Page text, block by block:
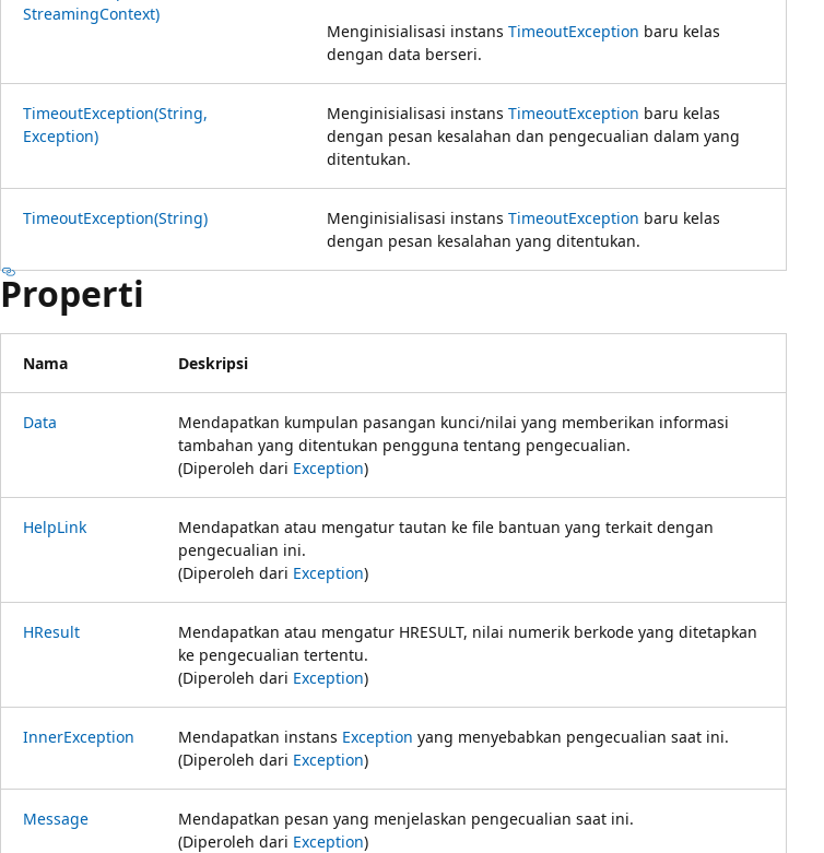
StreamingContext)
Menginisialisasi instans TimeoutException baru kelas
dengan data berseri.
TimeoutException(String,
Exception)
Menginisialisasi instans TimeoutException baru kelas
dengan pesan kesalahan dan pengecualian dalam yang
ditentukan.
TimeoutException(String) Menginisialisasi instans TimeoutException baru kelas
dengan pesan kesalahan yang ditentukan.
Properti
Nama Deskripsi
Data
Mendapatkan kumpulan pasangan kunci/nilai yang memberikan informasi
tambahan yang ditentukan pengguna tentang pengecualian.
(Diperoleh dari Exception)
HelpLink
Mendapatkan atau mengatur tautan ke file bantuan yang terkait dengan
pengecualian ini.
(Diperoleh dari Exception)
HResult
Mendapatkan atau mengatur HRESULT, nilai numerik berkode yang ditetapkan
ke pengecualian tertentu.
(Diperoleh dari Exception)
InnerException Mendapatkan instans Exception yang menyebabkan pengecualian saat ini.
(Diperoleh dari Exception)
Message
Mendapatkan pesan yang menjelaskan pengecualian saat ini.
(Diperoleh dari Exception)